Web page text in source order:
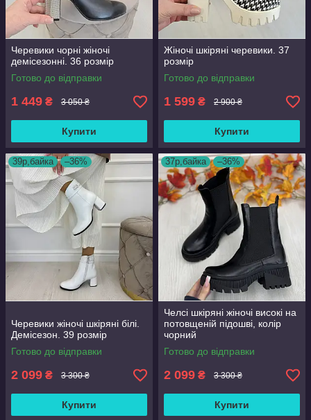
Черевики чорні жіночі
демісезонні. 36 розмір
Готово до відправки
1 449 ₴ 3 050 ₴
Купити
Жіночі шкіряні черевики. 37
розмір
Готово до відправки
1 599 ₴ 2 900 ₴
Купити
39р,байка –36%
Черевики жіночі шкіряні білі.
Демісезон. 39 розмір
Готово до відправки
2 099 ₴ 3 300 ₴
Купити
37р,байка –36%
Челсі шкіряні жіночі високі на
потовщеній підошві, колір
чорний
Готово до відправки
2 099 ₴ 3 300 ₴
Купити